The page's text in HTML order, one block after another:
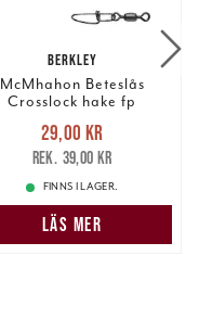
BERKLEY
McMhahon Beteslås
Crosslock hake fp
Nuvarande pris
29,00 krTidigare pris
39,00 kr
29,00 kr
39,00 kr
FINNS I LAGER.
LÄS MER